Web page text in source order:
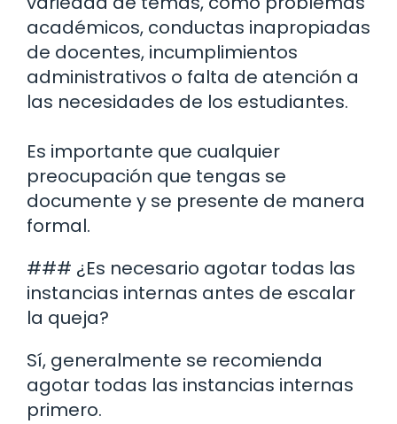
académicos, conductas inapropiadas
de docentes, incumplimientos
administrativos o falta de atención a
las necesidades de los estudiantes.
Es importante que cualquier
preocupación que tengas se
documente y se presente de manera
formal.
### ¿Es necesario agotar todas las
instancias internas antes de escalar
la queja?
Sí, generalmente se recomienda
agotar todas las instancias internas
primero.